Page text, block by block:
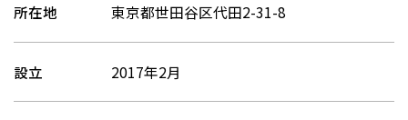
所在地 東京都世田谷区代田2-31-8
設立 2017年2月